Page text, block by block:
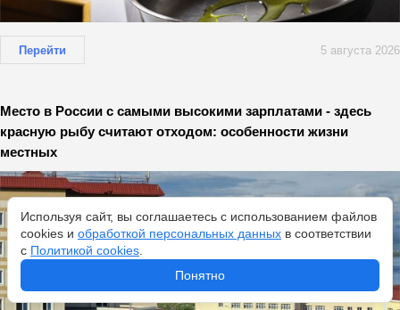
Перейти 5 августа 2026
Место в России с самыми высокими зарплатами - здесь
красную рыбу считают отходом: особенности жизни
местных
Используя сайт, вы соглашаетесь с использованием файлов
cookies и обработкой персональных данных в соответствии
с Политикой cookies
Понятно